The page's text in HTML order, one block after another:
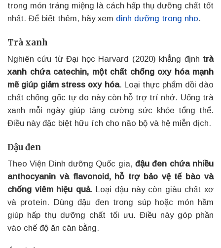
trong món tráng miệng là cách hấp thụ dưỡng chất tốt
nhất. Để biết thêm, hãy xem dinh dưỡng trong nho.
Trà xanh
Nghiên cứu từ Đại học Harvard (2020) khẳng định trà
xanh chứa catechin, một chất chống oxy hóa mạnh
mẽ giúp giảm stress oxy hóa. Loại thực phẩm dồi dào
chất chống gốc tự do này còn hỗ trợ trí nhớ. Uống trà
xanh mỗi ngày giúp tăng cường sức khỏe tổng thể.
Điều này đặc biệt hữu ích cho não bộ và hệ miễn dịch.
Đậu đen
Theo Viện Dinh dưỡng Quốc gia, đậu đen chứa nhiều
anthocyanin và flavonoid, hỗ trợ bảo vệ tế bào và
chống viêm hiệu quả. Loại đậu này còn giàu chất xơ
và protein. Dùng đậu đen trong súp hoặc món hầm
giúp hấp thụ dưỡng chất tối ưu. Điều này góp phần
vào chế độ ăn cân bằng.